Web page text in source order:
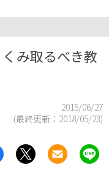
み取るべき教
2015/06/27
(最終更新： 2018/05/23)